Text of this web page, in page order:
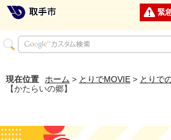
緊
現在位置 ホーム > とりでMOVIE > とりで
【かたらいの郷】
とりでMOVIE 市内イベントの様子など日常の